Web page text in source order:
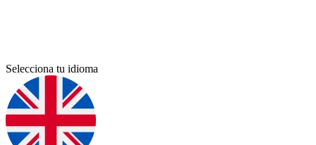
Selecciona tu idioma